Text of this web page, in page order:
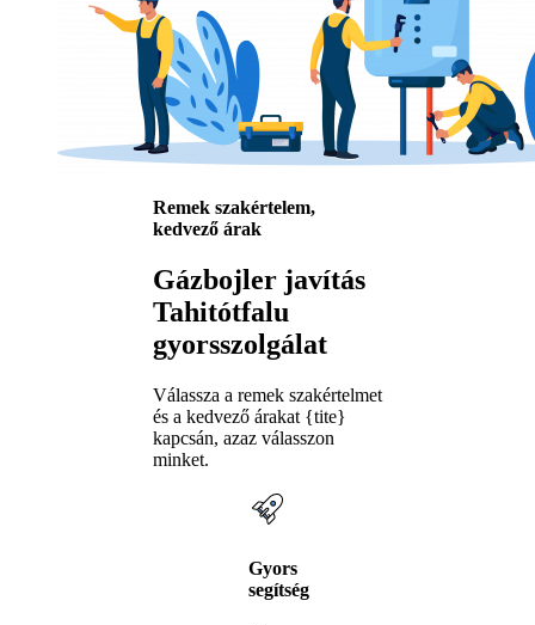
Remek szakértelem,
kedvező árak
Gázbojler javítás
Tahitótfalu
gyorsszolgálat
Válassza a remek szakértelmet
és a kedvező árakat {tite}
kapcsán, azaz válasszon
minket.
Gyors
segítség